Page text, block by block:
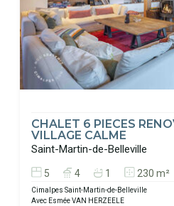
CHALET 6 PIECES
VILLAGE CALME
Saint-Martin-de-Belleville
5 4 1 230 m²
Cimalpes Saint-Martin-de-Belleville
Avec Esmée VAN HERZEELE